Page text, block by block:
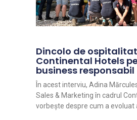
Dincolo de
Continental Hotels
business responsabil
În acest interviu, Adina
Sales & Marketing în cadrul
vorbește despre cum a evoluat